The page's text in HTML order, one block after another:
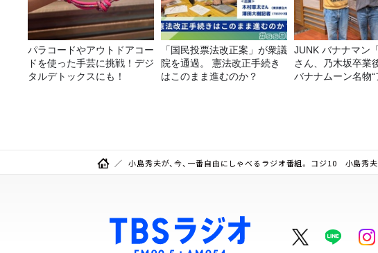
パラコードやアウトドアコー
ドを使った手芸に挑戦！デジ
タルデトックスにも！
「国民投票法改正案」が衆議
院を通過。 憲法改正手続き
はこのまま進むのか？
JUNK バナナマン「梅澤美波
さん、乃木坂卒業
バナナムーン名物“
小島秀夫が、今、一番自由にしゃべるラジオ番組。 コジ10 小島秀